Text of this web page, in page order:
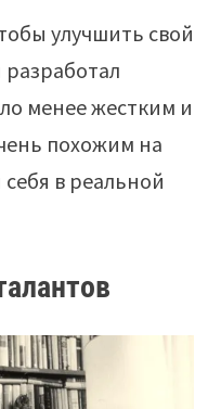
улучшить свой
менее жестким и
похожим на
себя в реальной